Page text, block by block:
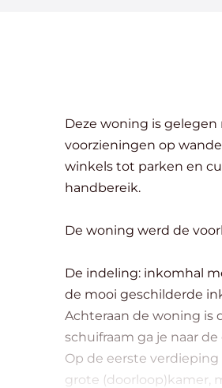
Deze woning is
voorzieningen op
winkels tot parken en
handbereik.
De woning werd de
De indeling: inkomhal
de mooi geschilderde
Achteraan de woning is
schuifraam ga je naar
Op de eerste
grote (doorloop)kamer,